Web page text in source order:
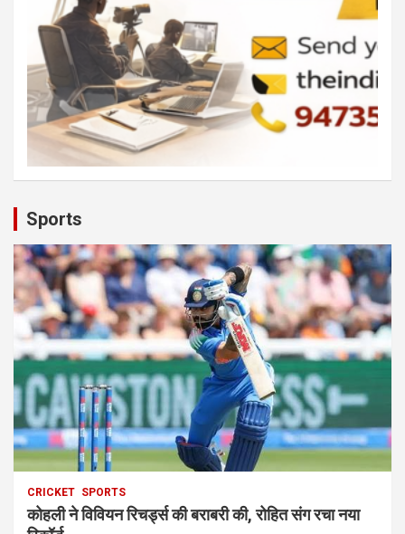
Sports
CRICKET SPORTS
कोहली ने विवियन रिचर्ड्स की बराबरी की, रोहित संग रचा नया